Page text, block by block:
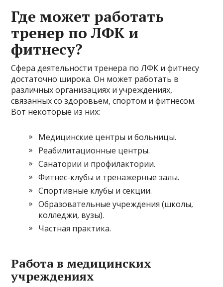
Где может работать
тренер по ЛФК и
фитнесу?
Сфера деятельности тренера по ЛФК и фитнесу
достаточно широка. Он может работать в
различных организациях и учреждениях,
связанных со здоровьем, спортом и фитнесом.
Вот некоторые из них:
Медицинские центры и больницы.
Реабилитационные центры.
Санатории и профилактории.
Фитнес-клубы и тренажерные залы.
Спортивные клубы и секции.
Образовательные учреждения (школы,
колледжи, вузы).
Частная практика.
Работа в медицинских
учреждениях